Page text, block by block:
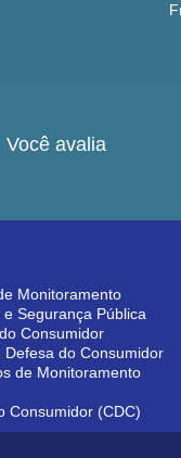
Você avalia
Monitoramento
Segurança Pública
Consumidor
do Consumidor
de Monitoramento
Consumidor (CDC)